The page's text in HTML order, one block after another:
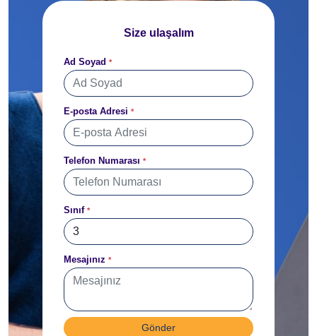
Size ulaşalım
Ad Soyad *
E-posta Adresi *
Telefon Numarası *
Sınıf *
Mesajınız *
Gönder